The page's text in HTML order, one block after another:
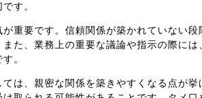
す。
重要です。信頼関係が築かれていない段
た、業務上の重要な議論や指示の際には
。
は、親密な関係を築きやすくなる点が挙